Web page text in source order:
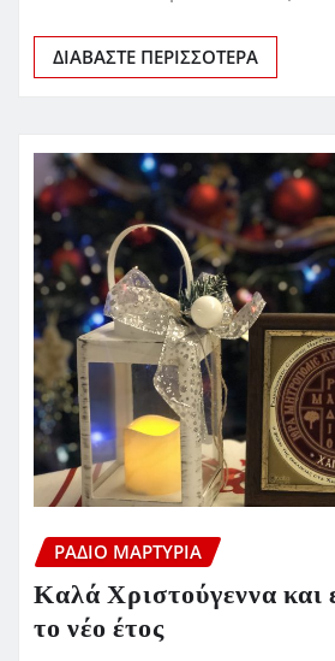
ΔΙΑΒΆΣΤΕ ΠΕΡΙΣΣΌΤΕΡΑ
ΡΆΔΙΟ ΜΑΡΤΥΡΊΑ
Καλά Χριστούγεννα και
το νέο έτος